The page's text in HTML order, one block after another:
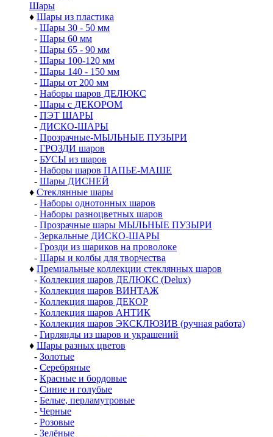
Шары
♦ Шары из пластика
- Шары 30 - 50 мм
- Шары 60 мм
- Шары 65 - 90 мм
- Шары 100-120 мм
- Шары 140 - 150 мм
- Шары от 200 мм
- Наборы шаров ДЕЛЮКС
- Шары с ДЕКОРОМ
- ПЭТ ШАРЫ
- ДИСКО-ШАРЫ
- Прозрачные-МЫЛЬНЫЕ ПУЗЫРИ
- ГРОЗДИ шаров
- БУСЫ из шаров
- Наборы шаров ПАПЬЕ-МАШЕ
- Шары ДИСНЕЙ
♦ Стеклянные шары
- Наборы однотонных шаров
- Наборы разноцветных шаров
- Прозрачные шары МЫЛЬНЫЕ ПУЗЫРИ
- Зеркальные ДИСКО-ШАРЫ
- Грозди из шариков на проволоке
- Шары и колбы для творчества
♦ Премиальные коллекции стеклянных шаров
- Коллекция шаров ДЕЛЮКС (Delux)
- Коллекция шаров ВИНТАЖ
- Коллекция шаров ДЕКОР
- Коллекция шаров АНТИК
- Коллекция шаров ЭКСКЛЮЗИВ (ручная работа)
- Гирлянды из шаров и украшений
♦ Шары разных цветов
- Золотые
- Серебряные
- Красные и бордовые
- Синие и голубые
- Белые, перламутровые
- Черные
- Розовые
- Зелёные